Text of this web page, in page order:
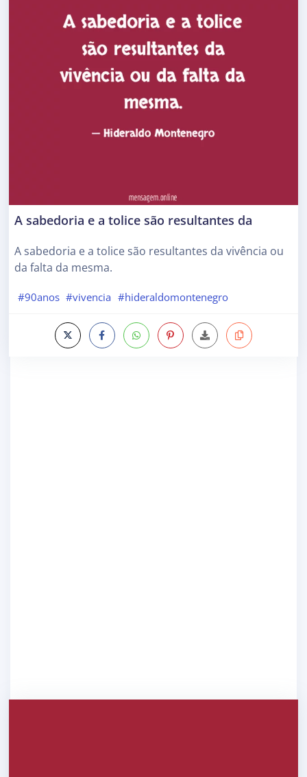
A sabedoria e a tolice são resultantes da
A sabedoria e a tolice são resultantes da vivência ou
da falta da mesma.
#90anos #vivencia #hideraldomontenegro